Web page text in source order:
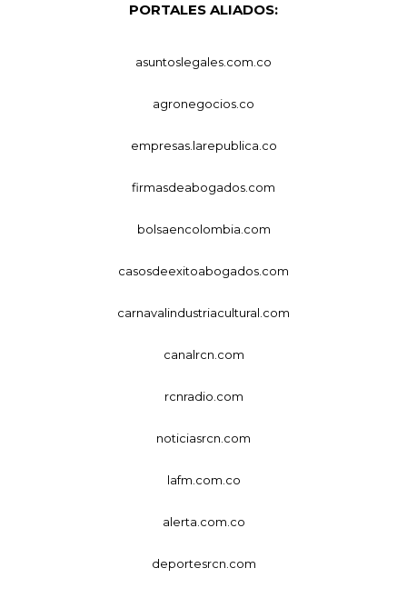
PORTALES ALIADOS:
asuntoslegales.com.co
agronegocios.co
empresas.larepublica.co
firmasdeabogados.com
bolsaencolombia.com
casosdeexitoabogados.com
carnavalindustriacultural.com
canalrcn.com
rcnradio.com
noticiasrcn.com
lafm.com.co
alerta.com.co
deportesrcn.com